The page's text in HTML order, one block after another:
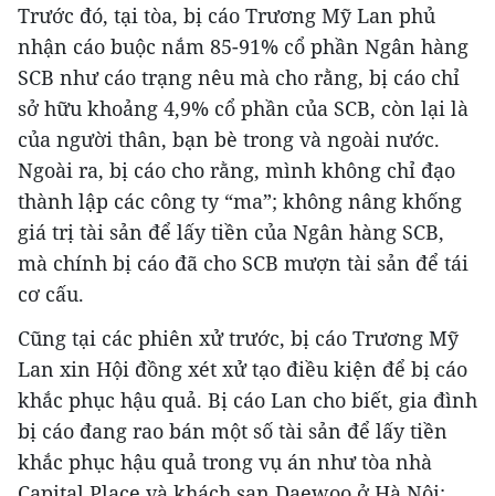
Trước đó, tại tòa, bị cáo Trương Mỹ Lan phủ
nhận cáo buộc nắm 85-91% cổ phần Ngân hàng
SCB như cáo trạng nêu mà cho rằng, bị cáo chỉ
sở hữu khoảng 4,9% cổ phần của SCB, còn lại là
của người thân, bạn bè trong và ngoài nước.
Ngoài ra, bị cáo cho rằng, mình không chỉ đạo
thành lập các công ty “ma”; không nâng khống
giá trị tài sản để lấy tiền của Ngân hàng SCB,
mà chính bị cáo đã cho SCB mượn tài sản để tái
cơ cấu.
Cũng tại các phiên xử trước, bị cáo Trương Mỹ
Lan xin Hội đồng xét xử tạo điều kiện để bị cáo
khắc phục hậu quả. Bị cáo Lan cho biết, gia đình
bị cáo đang rao bán một số tài sản để lấy tiền
khắc phục hậu quả trong vụ án như tòa nhà